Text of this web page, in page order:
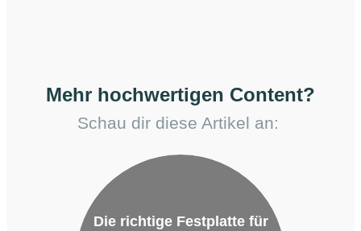
Mehr hochwertigen Content?
Schau dir diese Artikel an:
Die richtige Festplatte für